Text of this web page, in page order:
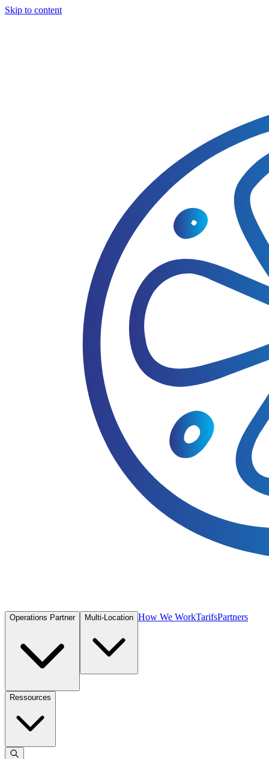
Skip to content
Operations Partner Multi-Location How We WorkTarifsPartners
Ressources